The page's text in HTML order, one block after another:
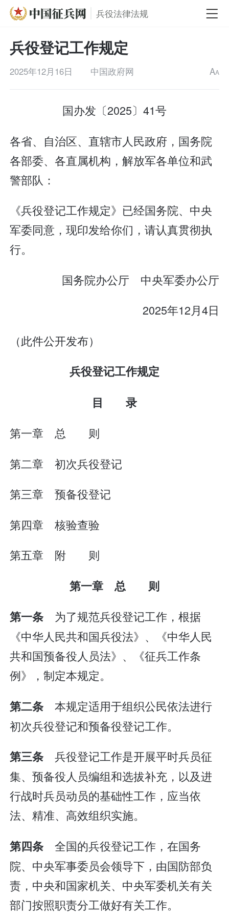
兵役法律法规
兵役登记工作规定
2025年12月16日 中国政府网 AA
国办发〔2025〕41号
各省、自治区、直辖市人民政府，国务院
各部委、各直属机构，解放军各单位和武
警部队：
《兵役登记工作规定》已经国务院、中央
军委同意，现印发给你们，请认真贯彻执
行。
国务院办公厅 中央军委办公厅
2025年12月4日
（此件公开发布）
兵役登记工作规定
目 录
第一章 总 则
第二章 初次兵役登记
第三章 预备役登记
第四章 核验查验
第五章 附 则
第一章 总 则
第一条 为了规范兵役登记工作，根据
《中华人民共和国兵役法》、《中华人民
共和国预备役人员法》、《征兵工作条
例》，制定本规定。
第二条本规定适用于组织公民依法进行
初次兵役登记和预备役登记工作。
第三条兵役登记工作是开展平时兵员征
集、预备役人员编组和选拔补充，以及进
行战时兵员动员的基础性工作，应当依
法、精准、高效组织实施。
第四条全国的兵役登记工作，在国务
院、中央军事委员会领导下，由国防部负
责，中央和国家机关、中央军委机关有关
部门按照职责分工做好有关工作。